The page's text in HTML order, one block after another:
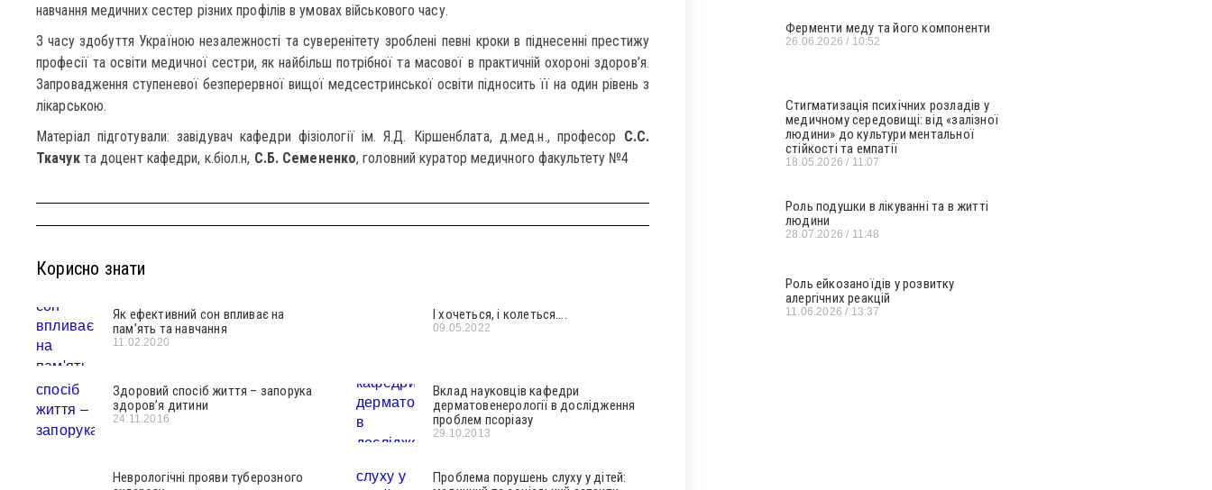
навчання медичних сестер різних профілів в умовах військового часу.
З часу здобуття Україною незалежності та суверенітету зроблені певні кроки в піднесенні престижу
професії та освіти медичної сестри, як найбільш потрібної та масової в практичній охороні здоров’я.
Запровадження ступеневої безперервної вищої медсестринської освіти підносить її на один рівень з
лікарською.
Матеріал підготували: завідувач кафедри фізіології ім. Я.Д. Кіршенблата, д.мед.н., професор С.С.
Ткачукта доцент кафедри, к.біол.н, С.Б. Семененко, головний куратор медичного факультету №4
Корисно знати
Як ефективний сон впливає на
пам’ять та навчання
11.02.2020
І хочеться, і колеться….
09.05.2022
Здоровий спосіб життя – запорука
здоров’я дитини
24.11.2016
Вклад науковців кафедри
дерматовенерології в дослідження
проблем псоріазу
29.10.2013
Неврологічні прояви туберозного
Проблема порушень слуху у дітей:
Ферменти меду та його компоненти
26.06.2026 10:52
Стигматизація психічних розладів у
медичному середовищі: від «залізної
людини» до культури ментальної
стійкості та емпатії
18.05.2026 11:07
Роль подушки в лікуванні та в житті
людини
28.07.2026 11:48
Роль ейкозаноїдів у розвитку
алергічних реакцій
11.06.2026 13:37